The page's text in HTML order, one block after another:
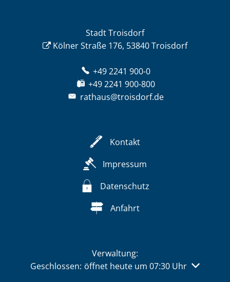
Stadt Troisdorf
Kölner Straße 176, 53840 Troisdorf
+49 2241 900-0
+49 2241 900-800
rathaus@troisdorf.de
Kontakt
Impressum
Datenschutz
Anfahrt
Verwaltung:
Klicken, um weitere Öffnungs- oder Schließzeiten
Geschlossen: öffnet heute um 07:30 Uhr